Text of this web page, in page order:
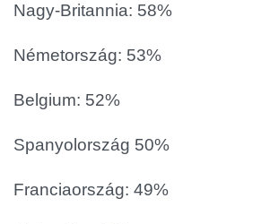
Nagy-Britannia: 58%
Németország: 53%
Belgium: 52%
Spanyolország 50%
Franciaország: 49%